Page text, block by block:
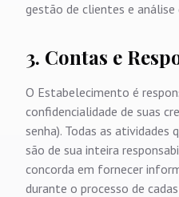
gestão de clientes e análise
3. Contas e
O Estabelecimento é
confidencialidade de suas
senha). Todas as atividades
são de sua inteira
concorda em fornecer
durante o processo de